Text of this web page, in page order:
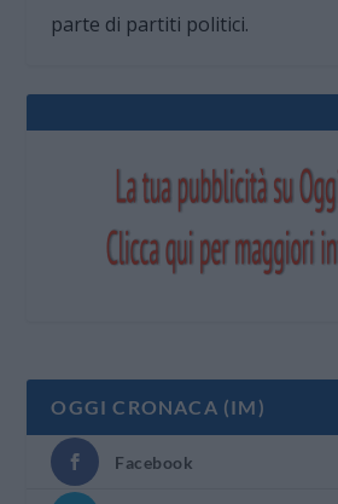
parte di partiti politici.
OGGI CRONACA (IM)
Facebook